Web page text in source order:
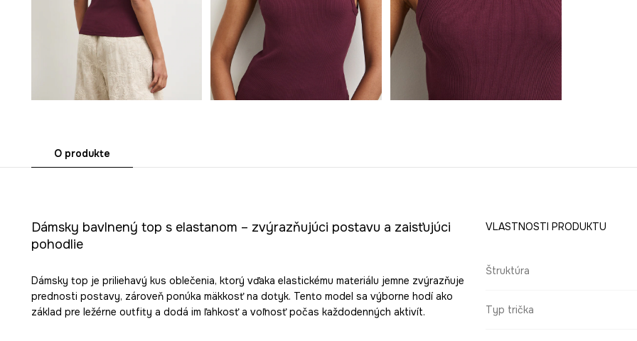
O produkte
Dámsky bavlnený top s elastanom – zvýrazňujúci postavu a zaisťujúci
pohodlie
Dámsky top je priliehavý kus oblečenia, ktorý vďaka elastickému materiálu jemne zvýrazňuje
prednosti postavy, zároveň ponúka mäkkosť na dotyk. Tento model sa výborne hodí ako
základ pre ležérne outfity a dodá im ľahkosť a voľnosť počas každodenných aktivít.
VLASTNOSTI PRODUKTU
Štruktúra
Typ trička